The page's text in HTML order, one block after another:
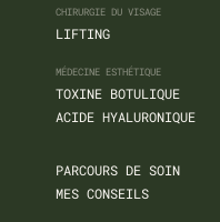
CHIRURGIE DU VISAGE
LIFTING
MÉDECINE ESTHÉTIQUE
TOXINE BOTULIQUE
ACIDE HYALURONIQUE
PARCOURS DE SOIN
MES CONSEILS